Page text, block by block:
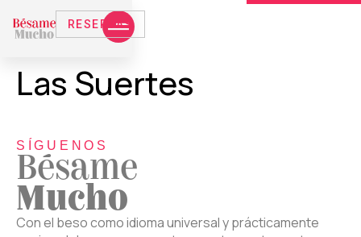
RESERVAS
Las Suertes
SÍGUENOS
Bésame
Mucho
Con el beso como idioma universal y prácticamente